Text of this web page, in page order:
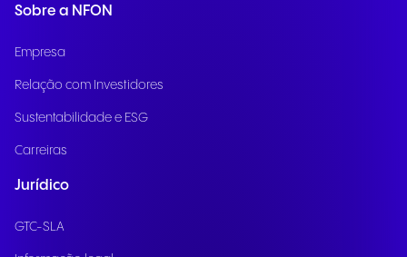
Sobre a NFON
Empresa
Relação com Investidores
Sustentabilidade e ESG
Carreiras
Jurídico
GTC-SLA